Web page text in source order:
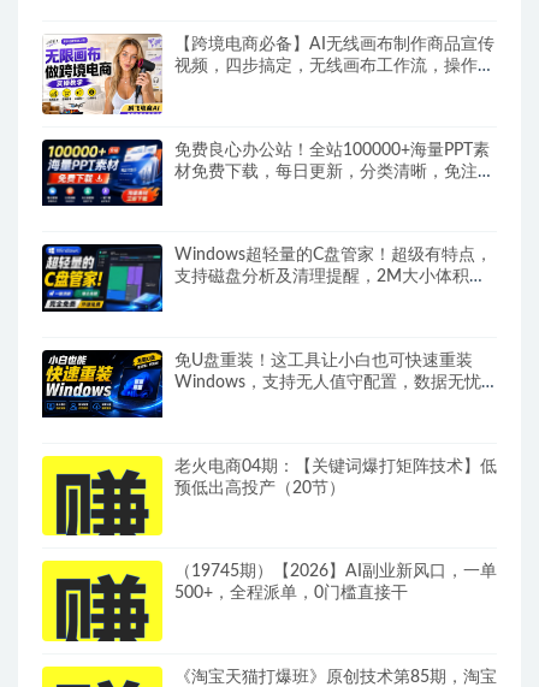
【跨境电商必备】AI无线画布制作商品宣传
视频，四步搞定，无线画布工作流，操作简
免费良心办公站！全站100000+海量PPT素
材免费下载，每日更新，分类清晰，免注册
Windows超轻量的C盘管家！超级有特点，
支持磁盘分析及清理提醒，2M大小体积，
免U盘重装！这工具让小白也可快速重装
Windows，支持无人值守配置，数据无忧
老火电商04期：【关键词爆打矩阵技术】低
预低出高投产（20节）
（19745期）【2026】AI副业新风口，一单
500+，全程派单，0门槛直接干
《淘宝天猫打爆班》原创技术第85期，淘宝